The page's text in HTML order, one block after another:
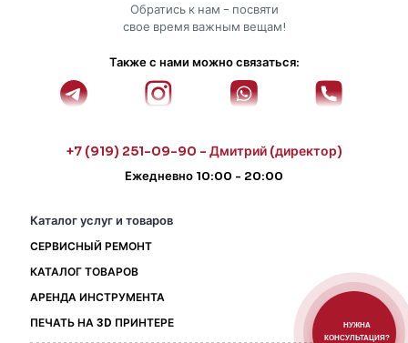
Обратись к нам - посвяти
свое время важным вещам!
Также с нами можно связаться:
+7 (919) 251-09-90 - Дмитрий (директор)
Ежедневно 10:00 - 20:00
Каталог услуг и товаров
СЕРВИСНЫЙ РЕМОНТ
КАТАЛОГ ТОВАРОВ
АРЕНДА ИНСТРУМЕНТА
ПЕЧАТЬ НА 3D ПРИНТЕРЕ
НУЖНА
КОНСУЛЬТАЦИЯ?